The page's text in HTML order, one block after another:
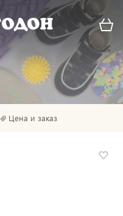
Цена и заказ